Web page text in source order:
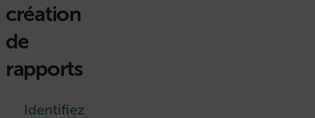
création
de
rapports
Identifiez